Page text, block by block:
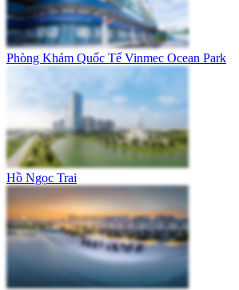
Phòng Khám Quốc Tế Vinmec Ocean Park
Hồ Ngọc Trai